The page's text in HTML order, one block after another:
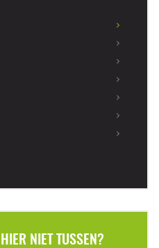
NIET TUSSEN?